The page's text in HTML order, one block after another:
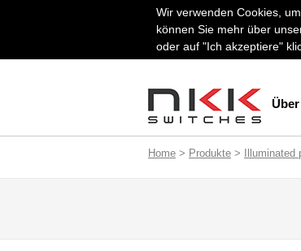
Wir verwenden Cookies,
können Sie mehr über
oder auf "Ich akzeptiere"
Home > Produkte >